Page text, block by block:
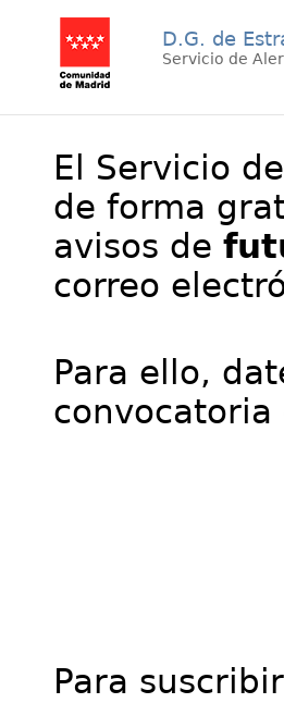
D.G. de
Servicio de
El Servicio
de forma
avisos de
correo
Para ello,
convocatoria
Para